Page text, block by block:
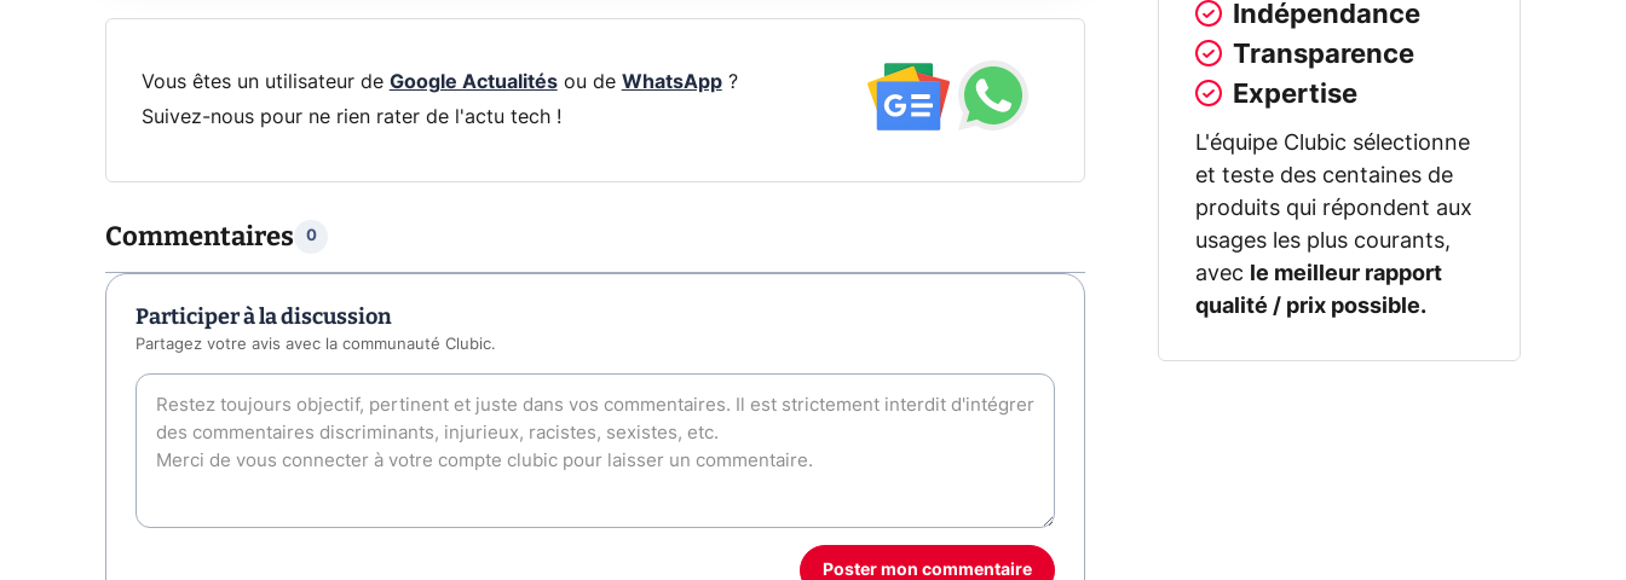
Vous êtes un utilisateur de Google Actualitésou de WhatsApp?
Suivez-nous pour ne rien rater de l'actu tech !
Commentaires 0
Participer à la discussion
Partagez votre avis avec la communauté Clubic.
Poster mon commentaire
Indépendance
Transparence
Expertise
L'équipe Clubic sélectionne
et teste des centaines de
produits qui répondent aux
usages les plus courants,
avec
le meilleur rapport
qualité / prix possible.